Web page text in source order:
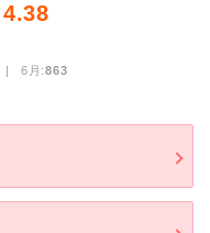
4.38
| 6月:863